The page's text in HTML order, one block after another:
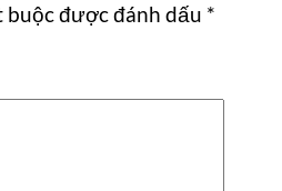
được đánh dấu *